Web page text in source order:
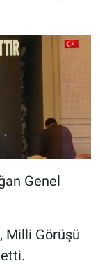
Genel
Milli Görüşü